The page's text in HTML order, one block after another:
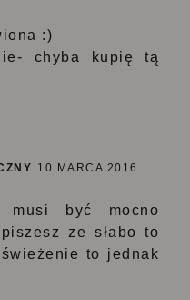
:)
chyba kupię tą
10 MARCA 2016
być mocno
ze słabo to
to jednak